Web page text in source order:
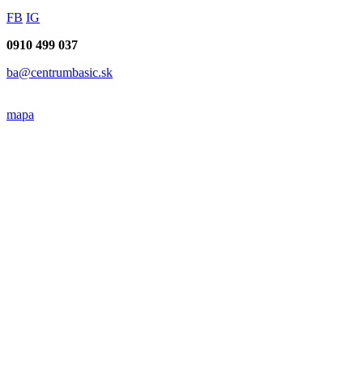
FB IG
0910 499 037
ba@centrumbasic.sk
mapa